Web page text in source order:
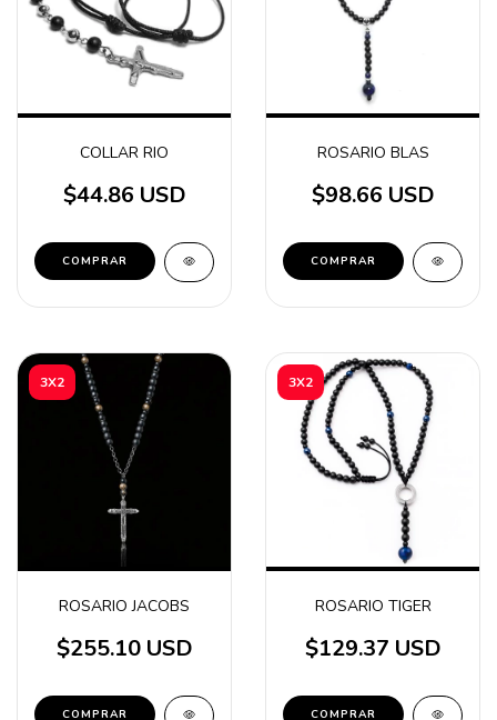
COLLAR RIO
$44.86 USD
ROSARIO BLAS
$98.66 USD
COMPRAR
3X2
ROSARIO JACOBS
$255.10 USD
3X2
ROSARIO TIGER
$129.37 USD